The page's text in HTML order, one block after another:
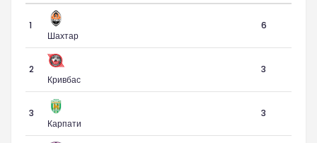
1
Шахтар
6
2
Кривбас
3
3
Карпати
3